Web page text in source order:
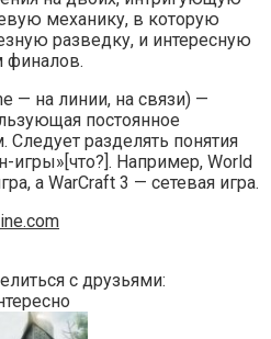
механику, в которую
разведку, и интересную
финалов.
— на линии, на связи) —
постоянное
разделять понятия
игры»[что?]. Например, World
а WarCraft 3 — сетевая игра.
с друзьями: